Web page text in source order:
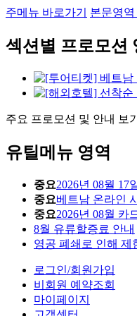
주메뉴 바로가기 본문영역
섹션별 프로모션
주요 프로모션 및 안내 보기
유틸메뉴 영역
중요2026년 08월 17
중요베트남 온라인
중요2026년 08월 카
8월 유류할증료 안내
영공 폐쇄로 인해 제
로그인/회원가입
비회원 예약조회
마이페이지